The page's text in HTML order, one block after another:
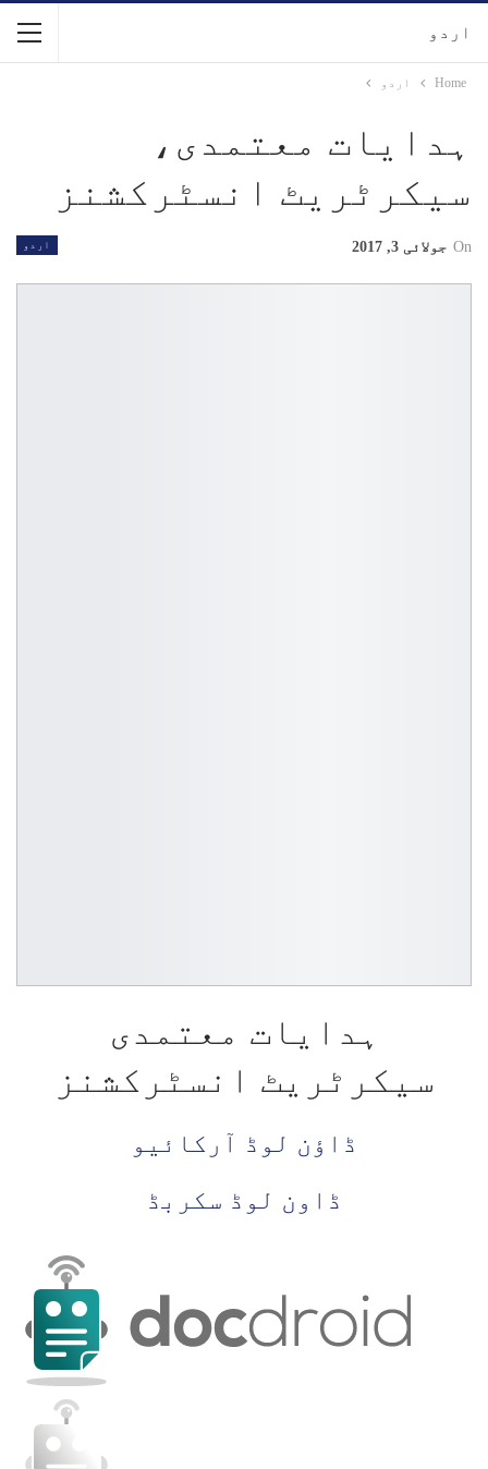
اردو
Home اردو
ہدایات معتمدی،
سیکرٹریٹ انسٹرکشنز
اردو On جولائی 3, 2017
ہدایات معتمدی
سیکرٹریٹ انسٹرکشنز
ڈاؤن لوڈ آرکائیو
ڈاون لوڈ سکربڈ